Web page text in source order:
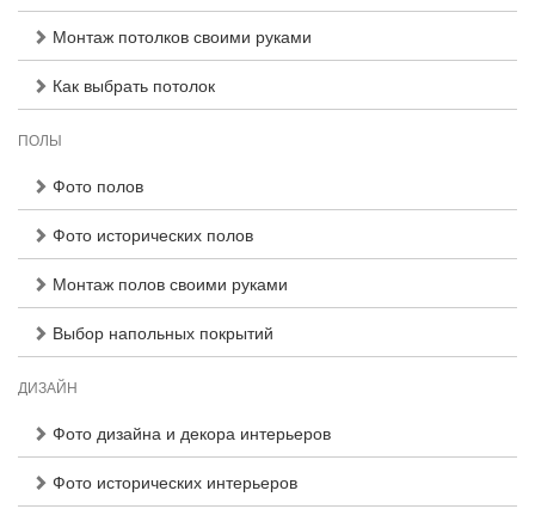
Монтаж потолков своими руками
Как выбрать потолок
ПОЛЫ
Фото полов
Фото исторических полов
Монтаж полов своими руками
Выбор напольных покрытий
ДИЗАЙН
Фото дизайна и декора интерьеров
Фото исторических интерьеров